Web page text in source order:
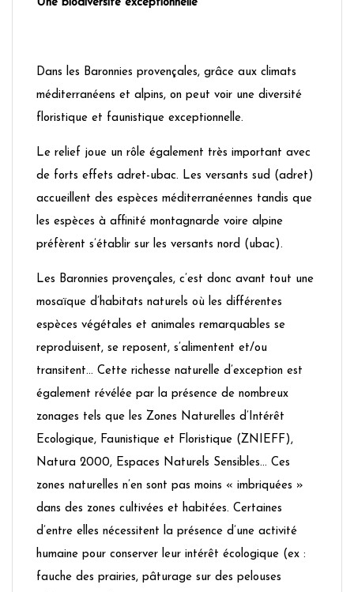
Une biodiversité exceptionnelle
Dans les Baronnies provençales, grâce aux climats
méditerranéens et alpins, on peut voir une diversité
floristique et faunistique exceptionnelle.
Le relief joue un rôle également très important avec
de forts effets adret-ubac. Les versants sud (adret)
accueillent des espèces méditerranéennes tandis que
les espèces à affinité montagnarde voire alpine
préfèrent s’établir sur les versants nord (ubac).
Les Baronnies provençales, c’est donc avant tout une
mosaïque d’habitats naturels où les différentes
espèces végétales et animales remarquables se
reproduisent, se reposent, s’alimentent et/ou
transitent… Cette richesse naturelle d’exception est
également révélée par la présence de nombreux
zonages tels que les Zones Naturelles d’Intérêt
Ecologique, Faunistique et Floristique (ZNIEFF),
Natura 2000, Espaces Naturels Sensibles… Ces
zones naturelles n’en sont pas moins « imbriquées »
dans des zones cultivées et habitées. Certaines
d’entre elles nécessitent la présence d’une activité
humaine pour conserver leur intérêt écologique (ex :
fauche des prairies, pâturage sur des pelouses